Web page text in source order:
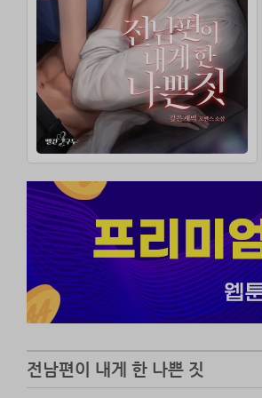
전남편이 내게 한 나쁜 짓